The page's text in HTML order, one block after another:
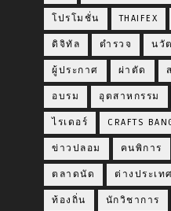
โปรโมชั่น THAIFEX
ดิจิทัล ตำรวจ นวั
ผู้ประกาศ ผ่าตัด
อบรม อุตสาหกรรม
ไรเดอร์ CRAFTS
ข่าวปลอม คนพิการ
ตลาดนัด ต่างประเทศ
ท้องถิ่น นักวิชาการ